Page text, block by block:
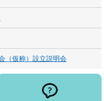
（仮称）設立説明会